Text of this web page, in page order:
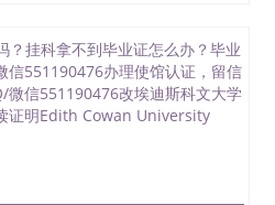
于附近的旧金山-圣何塞
心。约有学生三万人，超过
士学科，并有来自世界60余
名的科系如计算机科学，电